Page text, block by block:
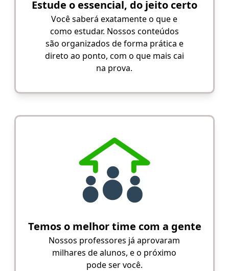
Estude o essencial, do jeito certo
Você saberá exatamente o que e
como estudar. Nossos conteúdos
são organizados de forma prática e
direto ao ponto, com o que mais cai
na prova.
Temos o melhor time com a gente
Nossos professores já aprovaram
milhares de alunos, e o próximo
pode ser você.